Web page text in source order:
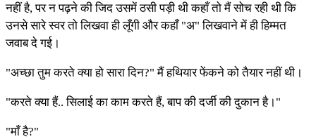
नहीं है, पर न पढ़ने की जिद उसमें ठसी पड़ी थी कहाँ तो मैं सोच रही थी कि
उनसे सारे स्वर तो लिखवा ही लूँगी और कहाँ "अ" लिखवाने में ही हिम्मत
जवाब दे गई।
"अच्छा तुम करते क्या हो सारा दिन?" मैं हथियार फेंकने को तैयार नहीं थी।
"करते क्या हैं.. सिलाई का काम करते हैं, बाप की दर्जी की दुकान है।"
"माँ है?"